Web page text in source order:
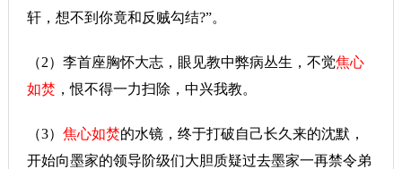
轩，想不到你竟和反贼勾结?”。
（2）李首座胸怀大志，眼见教中弊病丛生，不觉焦心
如焚 ，恨不得一力扫除，中兴我教。
（3） 焦心如焚的水镜，终于打破自己长久来的沈默，
开始向墨家的领导阶级们大胆质疑过去墨家一再禁令弟